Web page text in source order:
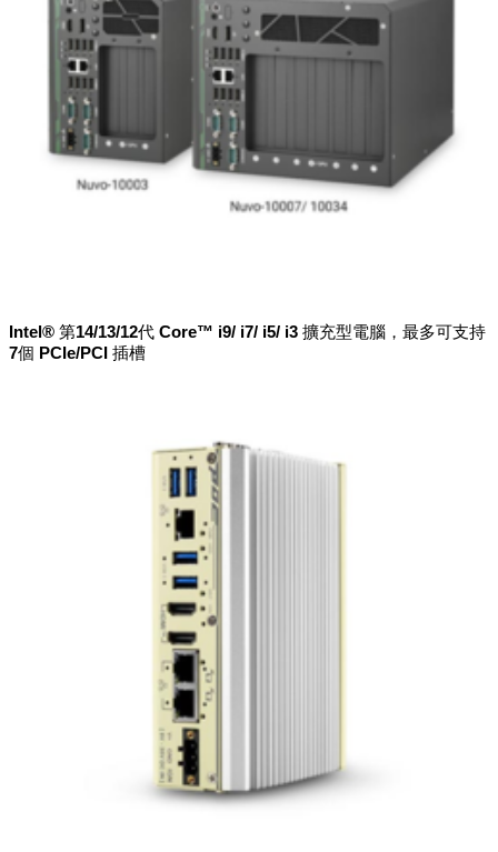
Intel® 第14/13/12代 Core™ i9/ i7/ i5/ i3 擴充型電腦，最多可支持
7個 PCIe/PCI 插槽